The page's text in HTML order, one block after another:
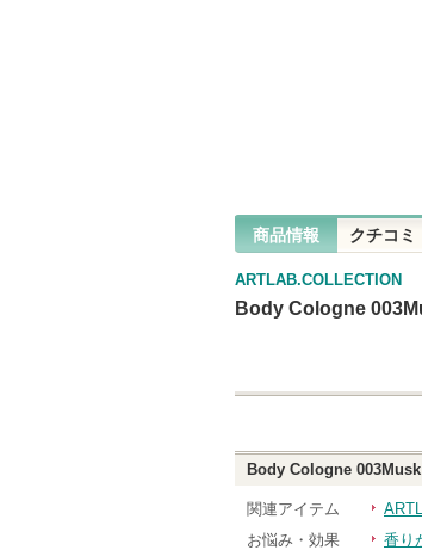
商品情報 クチコミ
ARTLAB.COLLECTION
Body Cologne
Body Cologne
関連アイテム
お悩み・効果
香り